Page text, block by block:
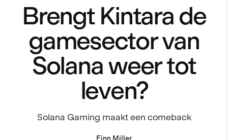
Brengt Kintara de
gamesector van
Solana weer tot
leven?
Solana Gaming maakt een comeback